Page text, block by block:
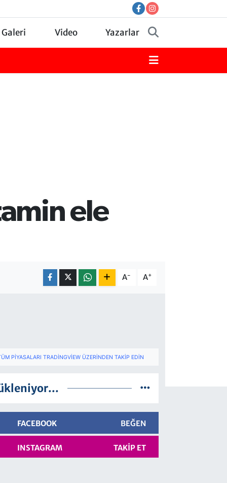
Video Yazarlar
ele
A- A+
PIYASALARI TRADINGVIEW ÜZERINDEN TAKIP EDIN
FACEBOOK BEĞEN
INSTAGRAM TAKIP ET